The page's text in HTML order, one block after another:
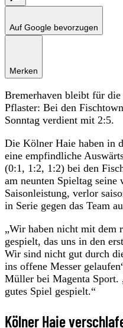
Auf Google bevorzugen
Merken
Bremerhaven bleibt für
Pflaster: Bei den
Sonntag verdient mit 2:5.
Die Kölner Haie haben in
eine empfindliche
(0:1, 1:2, 1:2) bei den
am neunten Spieltag seine
Saisonleistung, verlor
in Serie gegen das Team
„Wir haben nicht mit dem
gespielt, das uns in den
Wir sind nicht gut durch
ins offene Messer
Müller bei Magenta Sport.
gutes Spiel gespielt.“
Kölner Haie